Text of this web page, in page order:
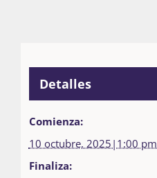
Detalles
Comienza:
10 octubre, 2025|1:00 pm
Finaliza: